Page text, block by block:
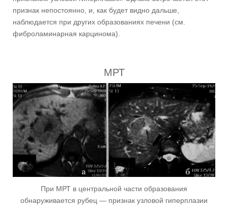
признак непостоянно, и, как будет видно дальше,
наблюдается при других образованиях печени (см.
фиброламинарная карцинома).
МРТ
При МРТ в центральной части образования
обнаруживается рубец — признак узловой гиперплазии